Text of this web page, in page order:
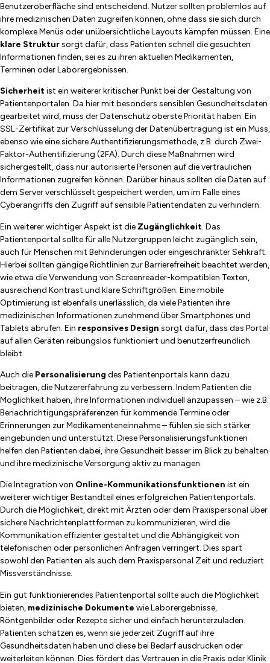
Benutzeroberfläche sind entscheidend. Nutzer sollten problemlos auf
ihre medizinischen Daten zugreifen können, ohne dass sie sich durch
komplexe Menüs oder unübersichtliche Layouts kämpfen müssen. Eine
klare Struktursorgt dafür, dass Patienten schnell die gesuchten
Informationen finden, sei es zu ihren aktuellen Medikamenten,
Terminen oder Laborergebnissen.
Sicherheitist ein weiterer kritischer Punkt bei der Gestaltung von
Patientenportalen. Da hier mit besonders sensiblen Gesundheitsdaten
gearbeitet wird, muss der Datenschutz oberste Priorität haben. Ein
SSL-Zertifikat zur Verschlüsselung der Datenübertragung ist ein Muss,
ebenso wie eine sichere Authentifizierungsmethode, z.B. durch Zwei-
Faktor-Authentifizierung (2FA). Durch diese Maßnahmen wird
sichergestellt, dass nur autorisierte Personen auf die vertraulichen
Informationen zugreifen können. Darüber hinaus sollten die Daten auf
dem Server verschlüsselt gespeichert werden, um im Falle eines
Cyberangriffs den Zugriff auf sensible Patientendaten zu verhindern.
Ein weiterer wichtiger Aspekt ist die Zugänglichkeit. Das
Patientenportal sollte für alle Nutzergruppen leicht zugänglich sein,
auch für Menschen mit Behinderungen oder eingeschränkter Sehkraft.
Hierbei sollten gängige Richtlinien zur Barrierefreiheit beachtet werden,
wie etwa die Verwendung von Screenreader-kompatiblen Texten,
ausreichend Kontrast und klare Schriftgrößen. Eine mobile
Optimierung ist ebenfalls unerlässlich, da viele Patienten ihre
medizinischen Informationen zunehmend über Smartphones und
Tablets abrufen. Ein responsives Design sorgt dafür, dass das Portal
auf allen Geräten reibungslos funktioniert und benutzerfreundlich
bleibt.
Auch die Personalisierung des Patientenportals kann dazu
beitragen, die Nutzererfahrung zu verbessern. Indem Patienten die
Möglichkeit haben, ihre Informationen individuell anzupassen – wie z.B.
Benachrichtigungspräferenzen für kommende Termine oder
Erinnerungen zur Medikamenteneinnahme – fühlen sie sich stärker
eingebunden und unterstützt. Diese Personalisierungsfunktionen
helfen den Patienten dabei, ihre Gesundheit besser im Blick zu behalten
und ihre medizinische Versorgung aktiv zu managen.
Die Integration von Online-Kommunikationsfunktionen ist ein
weiterer wichtiger Bestandteil eines erfolgreichen Patientenportals.
Durch die Möglichkeit, direkt mit Ärzten oder dem Praxispersonal über
sichere Nachrichtenplattformen zu kommunizieren, wird die
Kommunikation effizienter gestaltet und die Abhängigkeit von
telefonischen oder persönlichen Anfragen verringert. Dies spart
sowohl den Patienten als auch dem Praxispersonal Zeit und reduziert
Missverständnisse.
Ein gut funktionierendes Patientenportal sollte auch die Möglichkeit
bieten, medizinische Dokumente wie Laborergebnisse,
Röntgenbilder oder Rezepte sicher und einfach herunterzuladen.
Patienten schätzen es, wenn sie jederzeit Zugriff auf ihre
Gesundheitsdaten haben und diese bei Bedarf ausdrucken oder
weiterleiten können. Dies fördert das Vertrauen in die Praxis oder Klinik